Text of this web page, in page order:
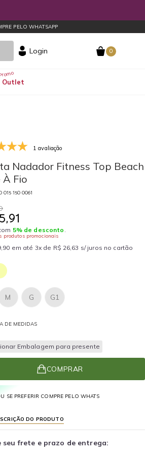
PELO WHATSAPP
Login 0
Outlet
1 avaliação
Nadador Fitness Top Beach
À Fio
015 150 0061
5% de desconto .
produtos promocionais
em até 3x de R$ 26,63 s/ juros no cartão
G
M G1
DE MEDIDAS
Embalagem para presente
COMPRAR
SE PREFERIR COMPRE PELO WHATS
DO PRODUTO
seu frete e prazo de entrega: